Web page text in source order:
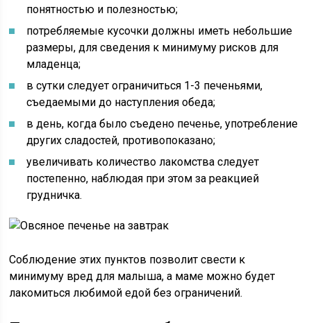
понятностью и полезностью;
потребляемые кусочки должны иметь небольшие
размеры, для сведения к минимуму рисков для
младенца;
в сутки следует ограничиться 1-3 печеньями,
съедаемыми до наступления обеда;
в день, когда было съедено печенье, употребление
других сладостей, противопоказано;
увеличивать количество лакомства следует
постепенно, наблюдая при этом за реакцией
грудничка.
Соблюдение этих пунктов позволит свести к
минимуму вред для малыша, а маме можно будет
лакомиться любимой едой без ограничений.